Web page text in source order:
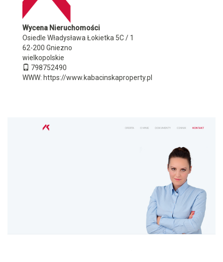
Wycena Nieruchomości
Osiedle Władysława Łokietka 5C / 1
62-200 Gniezno
wielkopolskie
798752490
WWW: https://www.kabacinskaproperty.pl